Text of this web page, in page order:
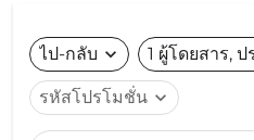
ไป-กลับ expand_more 1 ผู้โดยสาร,
รหัสโปรโมชั่น expand_more